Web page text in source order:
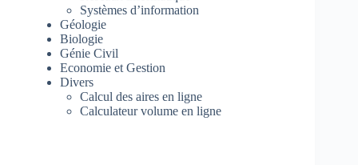
Systèmes d’information
Géologie
Biologie
Génie Civil
Economie et Gestion
Divers
Calcul des aires en ligne
Calculateur volume en ligne